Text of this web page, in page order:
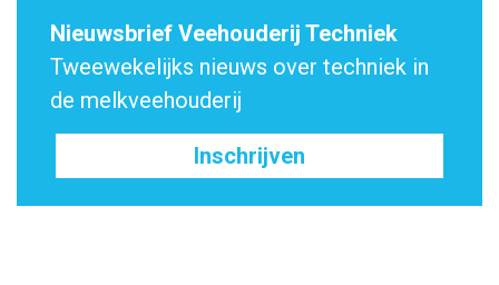
Nieuwsbrief Veehouderij Techniek
Tweewekelijks nieuws over techniek in
de melkveehouderij
Inschrijven